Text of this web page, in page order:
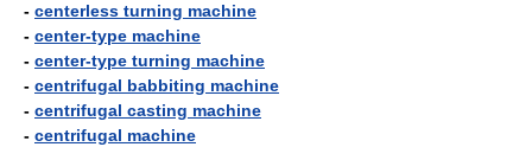
- centerless turning machine
- center-type machine
- center-type turning machine
- centrifugal babbiting machine
- centrifugal casting machine
- centrifugal machine